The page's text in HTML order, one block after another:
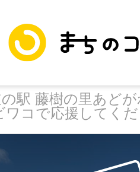
の駅 藤樹の里あど
ワコで応援してく
トップ